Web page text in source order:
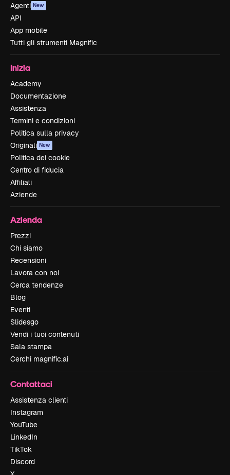
Agenti New
API
App mobile
Tutti gli strumenti Magnific
Inizia
Academy
Documentazione
Assistenza
Termini e condizioni
Politica sulla privacy
Originali New
Politica dei cookie
Centro di fiducia
Affiliati
Aziende
Azienda
Prezzi
Chi siamo
Recensioni
Lavora con noi
Cerca tendenze
Blog
Eventi
Slidesgo
Vendi i tuoi contenuti
Sala stampa
Cerchi magnific.ai
Contattaci
Assistenza clienti
Instagram
YouTube
LinkedIn
TikTok
Discord